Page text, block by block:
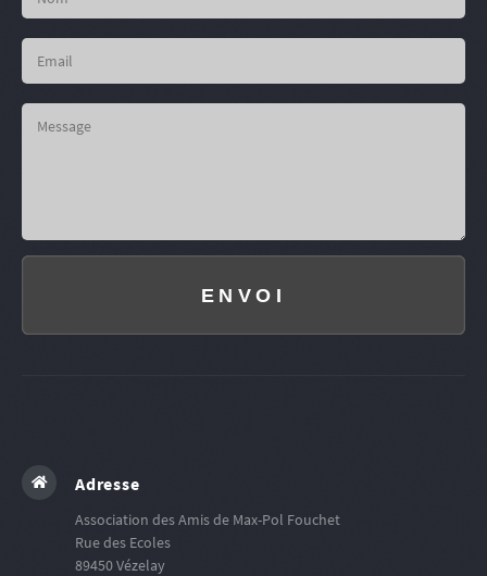
ENVOI
Adresse
Association des Amis de Max-Pol Fouchet
Rue des Ecoles
89450Vézelay